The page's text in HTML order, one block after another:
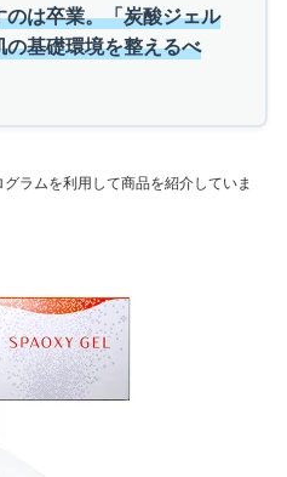
は卒業。「炭酸ジェル
基礎環境を整えるべ
ラムを利用して商品を紹介していま